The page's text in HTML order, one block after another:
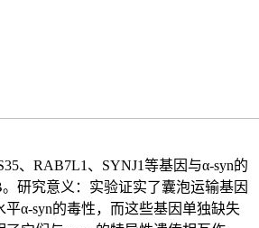
、RAB7L1、SYNJ1等基因与α-syn的
研究意义：实验证实了囊泡运输基因
α-syn的毒性，而这些基因单独缺失